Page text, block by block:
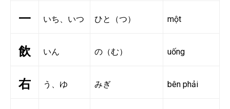
一 いち、いつ ひと（つ） một
飲 いん の（む） uống
右 う、ゆ みぎ bên phải